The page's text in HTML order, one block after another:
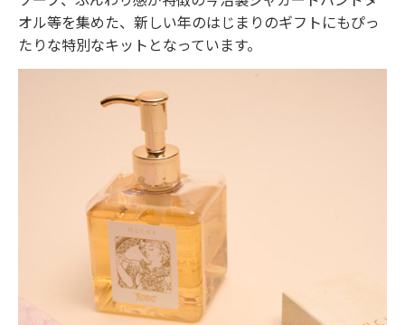
オル等を集めた、新しい年のはじまりのギフトにもぴっ
たりな特別なキットとなっています。